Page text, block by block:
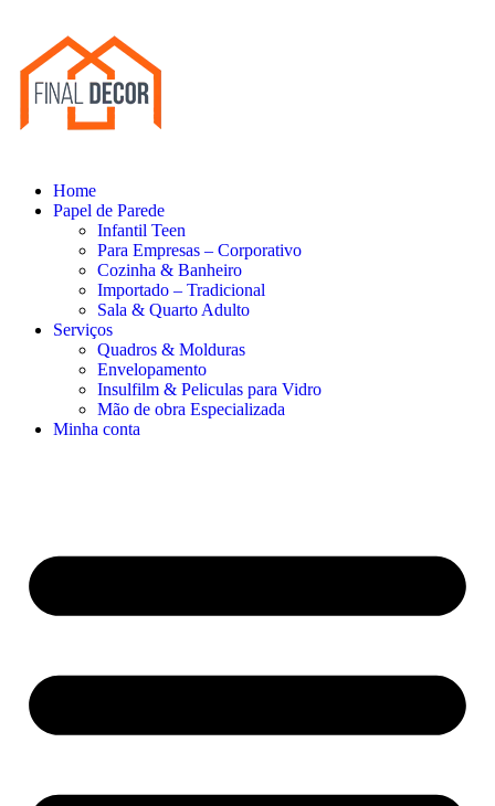
Home
Papel de Parede
Infantil Teen
Para Empresas – Corporativo
Cozinha & Banheiro
Importado – Tradicional
Sala & Quarto Adulto
Serviços
Quadros & Molduras
Envelopamento
Insulfilm & Peliculas para Vidro
Mão de obra Especializada
Minha conta